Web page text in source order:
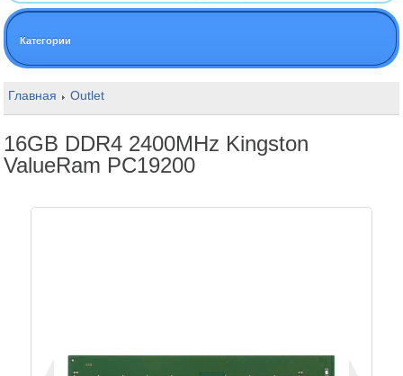
Категории
Главная Outlet
16GB DDR4 2400MHz Kingston
ValueRam PC19200